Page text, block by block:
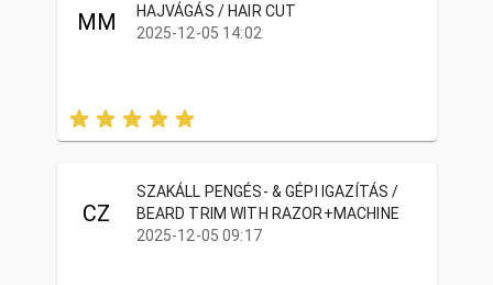
MM
HAJVÁGÁS / HAIR CUT
2025-12-05 14:02
CZ
SZAKÁLL PENGÉS- & GÉPI IGAZÍTÁS /
BEARD TRIM WITH RAZOR+MACHINE
2025-12-05 09:17